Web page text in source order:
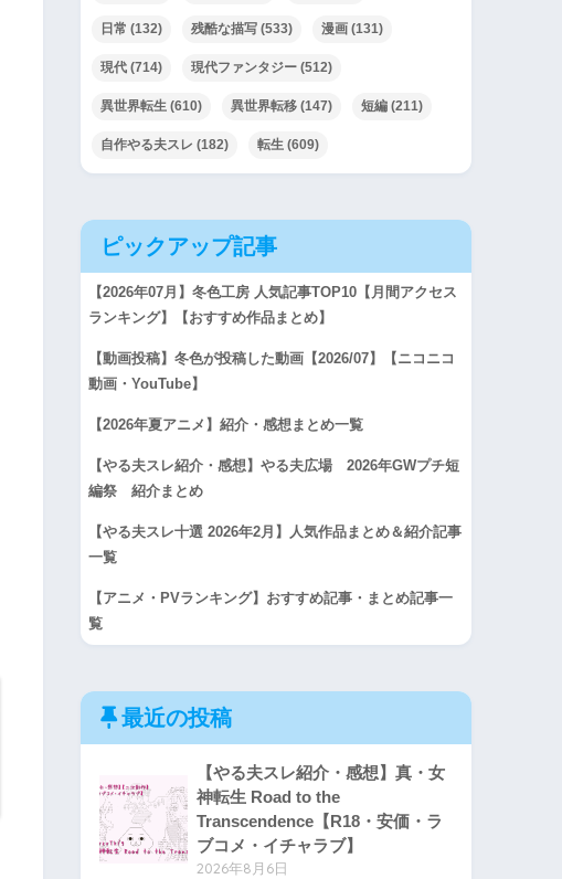
日常 (132) 残酷な描写 (533) 漫画 (131)
現代 (714) 現代ファンタジー (512)
異世界転生 (610) 異世界転移 (147) 短編 (211)
自作やる夫スレ (182) 転生 (609)
ピックアップ記事
【2026年07月】冬色工房 人気記事TOP10【月間アクセス
ランキング】【おすすめ作品まとめ】
【動画投稿】冬色が投稿した動画【2026/07】【ニコニコ
動画・YouTube】
【2026年夏アニメ】紹介・感想まとめ一覧
【やる夫スレ紹介・感想】やる夫広場 2026年GWプチ短
編祭 紹介まとめ
【やる夫スレ十選 2026年2月】人気作品まとめ＆紹介記事
一覧
【アニメ・PVランキング】おすすめ記事・まとめ記事一
覧
最近の投稿
【やる夫スレ紹介・感想】真・女
神転生 Road to the
Transcendence【R18・安価・ラ
ブコメ・イチャラブ】
2026年8月6日